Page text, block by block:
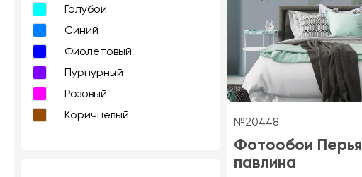
Голубой
Синий
Фиолетовый
Пурпурный
Розовый
Коричневый
№20448
Фотообои Перья
павлина